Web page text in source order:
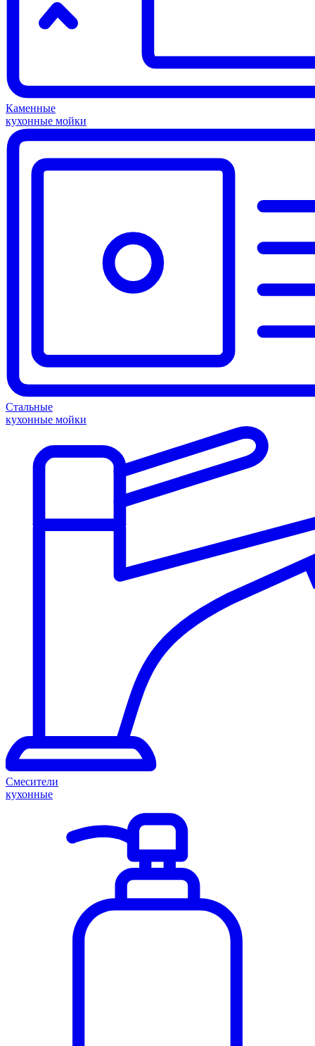
Каменные
кухонные мойки
Стальные
кухонные мойки
Смесители
кухонные